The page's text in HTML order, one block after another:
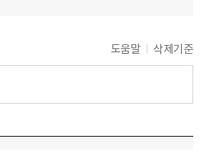
도움말 삭제기준